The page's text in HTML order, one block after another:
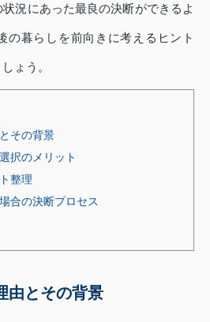
況にあった最良の決断ができるよ
の暮らしを前向きに考えるヒント
ょう。
その背景
択のメリット
整理
合の決断プロセス
由とその背景